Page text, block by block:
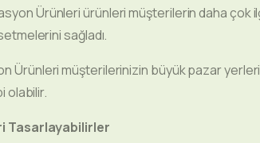
Ürünleri ürünleri müşterilerin daha çok
sağladı.
Ürünleri müşterilerinizin büyük pazar
olabilir.
Tasarlayabilirler